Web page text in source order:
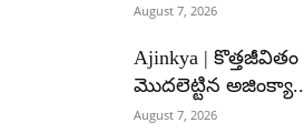
August 7, 2026
Ajinkya | కొత్తజీవితం
మొదలెట్టిన అజింక్యా..
August 7, 2026